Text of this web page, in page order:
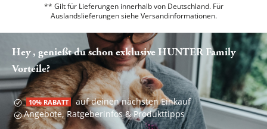
** Gilt für Lieferungen innerhalb von Deutschland. Für
Auslandslieferungen siehe Versandinformationen.
Hey , genießt du schon exklusive HUNTER Family
Vorteile?
10% RABATT auf deinen nächsten Einkauf
Angebote, Ratgeberinfos & Produkttipps